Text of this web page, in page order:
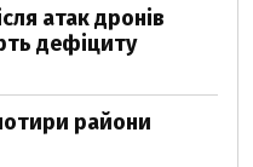
атак дронів
дефіциту
райони